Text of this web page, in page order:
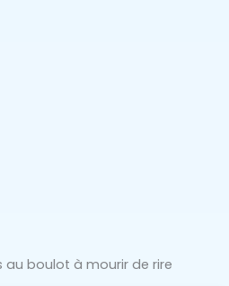
au boulot à mourir de rire